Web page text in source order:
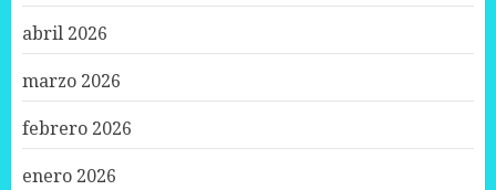
abril 2026
marzo 2026
febrero 2026
enero 2026